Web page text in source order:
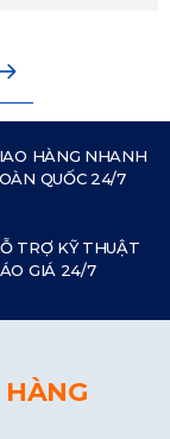
HÀNG NHANH
QUỐC 24/7
TRỢ KỸ THUẬT
GIÁ 24/7